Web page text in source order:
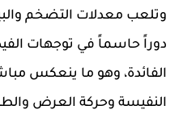
وتلعب معدلات التضخم
دوراً حاسماً في توجهات
الفائدة، وهو ما ينعكس
النفيسة وحركة العرض